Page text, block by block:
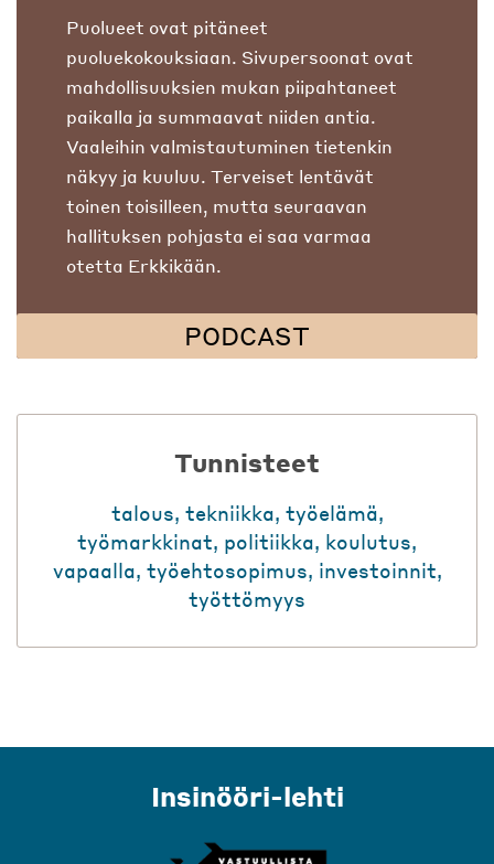
Puolueet ovat pitäneet
puoluekokouksiaan. Sivupersoonat ovat
mahdollisuuksien mukan piipahtaneet
paikalla ja summaavat niiden antia.
Vaaleihin valmistautuminen tietenkin
näkyy ja kuuluu. Terveiset lentävät
toinen toisilleen, mutta seuraavan
hallituksen pohjasta ei saa varmaa
otetta Erkkikään.
PODCAST
Tunnisteet
talous, tekniikka, työelämä,
työmarkkinat, politiikka, koulutus,
vapaalla, työehtosopimus, investoinnit,
työttömyys
Insinööri-lehti